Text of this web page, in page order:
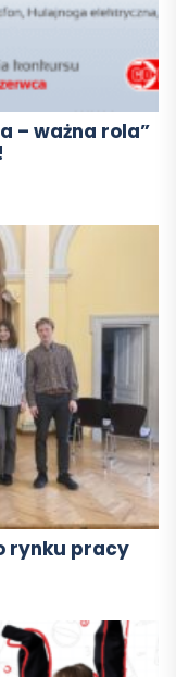
– ważna rola”
rynku pracy